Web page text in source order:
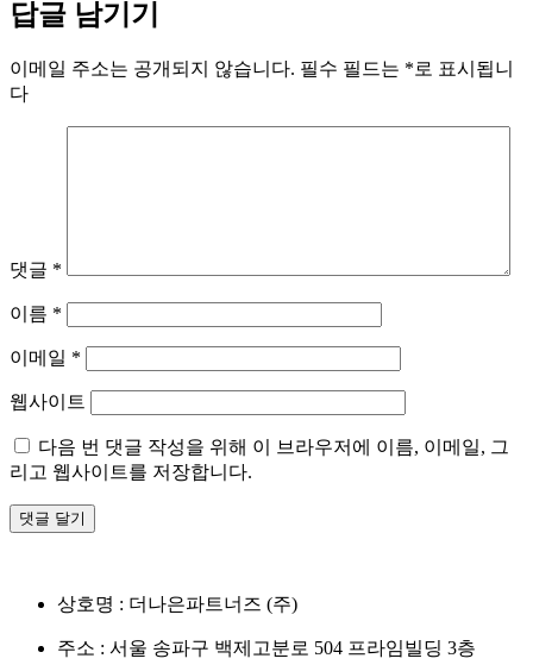
답글 남기기
이메일 주소는 공개되지 않습니다. 필수 필드는 *로 표시됩니
다
댓글 *
이름 *
이메일 *
웹사이트
다음 번 댓글 작성을 위해 이 브라우저에 이름, 이메일, 그
리고 웹사이트를 저장합니다.
상호명 : 더나은파트너즈 (주)
주소 : 서울 송파구 백제고분로 504 프라임빌딩 3층